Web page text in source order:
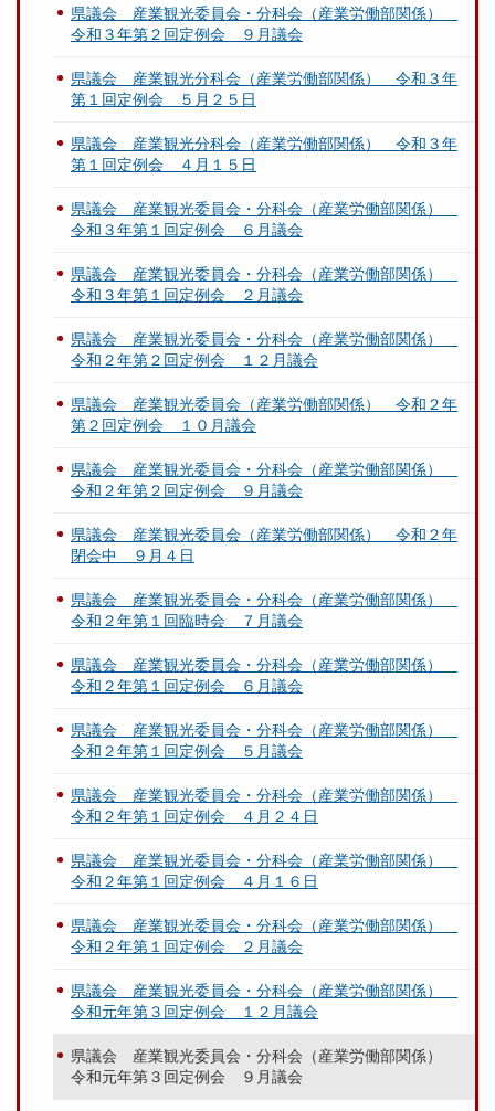
県議会 産業観光委員会・分科会（産業労働部関係）
令和３年第２回定例会 ９月議会
県議会 産業観光分科会（産業労働部関係） 令和３年
第１回定例会 ５月２５日
県議会 産業観光分科会（産業労働部関係） 令和３年
第１回定例会 ４月１５日
県議会 産業観光委員会・分科会（産業労働部関係）
令和３年第１回定例会 ６月議会
県議会 産業観光委員会・分科会（産業労働部関係）
令和３年第１回定例会 ２月議会
県議会 産業観光委員会・分科会（産業労働部関係）
令和２年第２回定例会 １２月議会
県議会 産業観光委員会（産業労働部関係） 令和２年
第２回定例会 １０月議会
県議会 産業観光委員会・分科会（産業労働部関係）
令和２年第２回定例会 ９月議会
県議会 産業観光委員会（産業労働部関係） 令和２年
閉会中 ９月４日
県議会 産業観光委員会・分科会（産業労働部関係）
令和２年第１回臨時会 ７月議会
県議会 産業観光委員会・分科会（産業労働部関係）
令和２年第１回定例会 ６月議会
県議会 産業観光委員会・分科会（産業労働部関係）
令和２年第１回定例会 ５月議会
県議会 産業観光委員会・分科会（産業労働部関係）
令和２年第１回定例会 ４月２４日
県議会 産業観光委員会・分科会（産業労働部関係）
令和２年第１回定例会 ４月１６日
県議会 産業観光委員会・分科会（産業労働部関係）
令和２年第１回定例会 ２月議会
県議会 産業観光委員会・分科会（産業労働部関係）
令和元年第３回定例会 １２月議会
県議会 産業観光委員会・分科会（産業労働部関係）
令和元年第３回定例会 ９月議会